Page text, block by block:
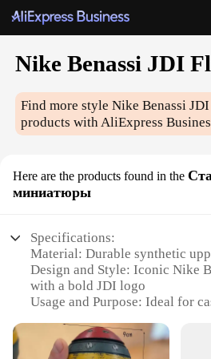
Nike Benassi JDI
Find more styleNike Benassi
products with AliExpress
Here are the products found in the
миниатюры
Specifications:
Material: Durable synthetic
Design and Style: Iconic Nike
with a bold JDI logo
Usage and Purpose: Ideal for
Performance and Property:
comfortable, with a slip-